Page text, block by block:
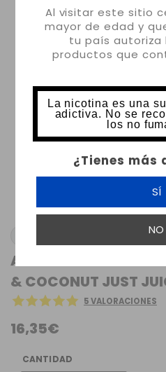
Al visitar este sitio
mayor de edad y
tu país autoriza
productos que
La nicotina es una
adictiva. No se
los no
¿Tienes más
SÍ
NO
AROMA EXOTIC FRUITS PAPAYA PINEAPPLE
& COCONUT JUST
5 VALORACIONES
16,35€
CANTIDAD